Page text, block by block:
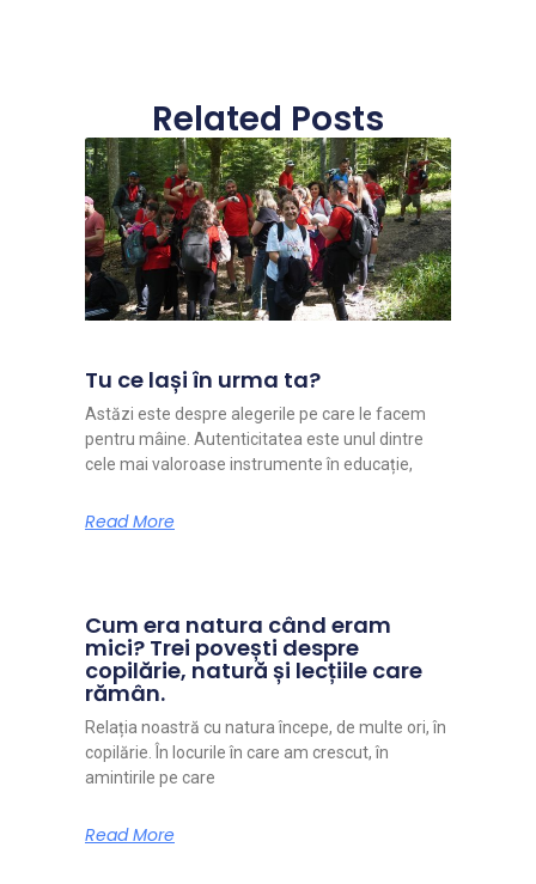
Related Posts
Tu ce lași în urma ta?
Astăzi este despre alegerile pe care le facem
pentru mâine. Autenticitatea este unul dintre
cele mai valoroase instrumente în educație,
Read More
Cum era natura când eram
mici? Trei povești despre
copilărie, natură și lecțiile care
rămân.
Relația noastră cu natura începe, de multe ori, în
copilărie. În locurile în care am crescut, în
amintirile pe care
Read More